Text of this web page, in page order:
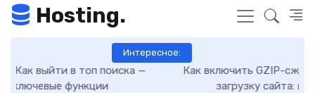
Hosting.
Интересное:
Как включить GZIP-сжатие в WordPress и ускорить
загрузку сайта: пошаговая инструкция